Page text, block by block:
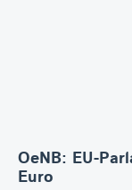
OeNB: EU-
Euro